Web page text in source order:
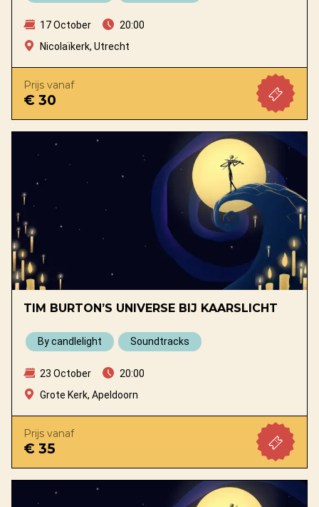
17 October
20:00
Nicolaïkerk, Utrecht
Prijs vanaf
€ 30
TIM BURTON’S UNIVERSE BIJ KAARSLICHT
By candlelight Soundtracks
23 October
20:00
Grote Kerk, Apeldoorn
Prijs vanaf
€ 35